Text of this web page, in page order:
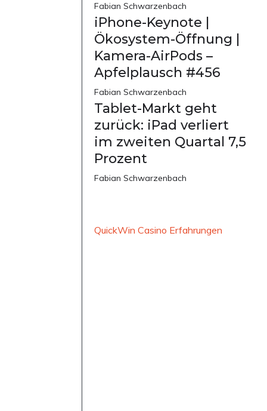
Fabian Schwarzenbach
iPhone-Keynote |
Ökosystem-Öffnung |
Kamera-AirPods –
Apfelplausch #456
Fabian Schwarzenbach
Tablet-Markt geht
zurück: iPad verliert
im zweiten Quartal 7,5
Prozent
Fabian Schwarzenbach
QuickWin Casino Erfahrungen